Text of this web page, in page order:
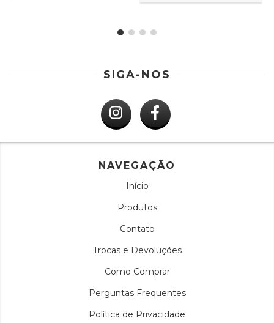
SIGA-NOS
NAVEGAÇÃO
Início
Produtos
Contato
Trocas e Devoluções
Como Comprar
Perguntas Frequentes
Política de Privacidade